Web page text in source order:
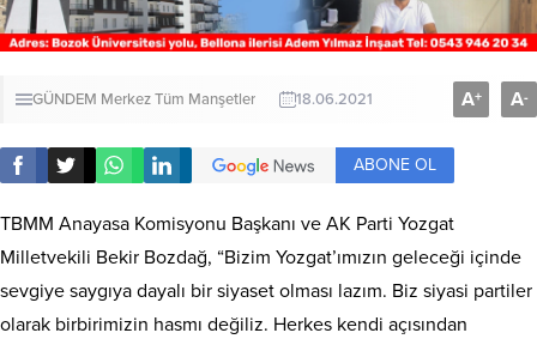
GÜNDEM MerkezTüm Manşetler 18.06.2021 A+ A-
ABONE OL
TBMM Anayasa Komisyonu Başkanı ve AK Parti Yozgat
Milletvekili Bekir Bozdağ, “Bizim Yozgat’ımızın geleceği içinde
sevgiye saygıya dayalı bir siyaset olması lazım. Biz siyasi partiler
olarak birbirimizin hasmı değiliz. Herkes kendi açısından